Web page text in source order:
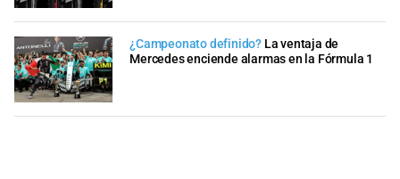
¿Campeonato definido? La ventaja de
Mercedes enciende alarmas en la Fórmula 1